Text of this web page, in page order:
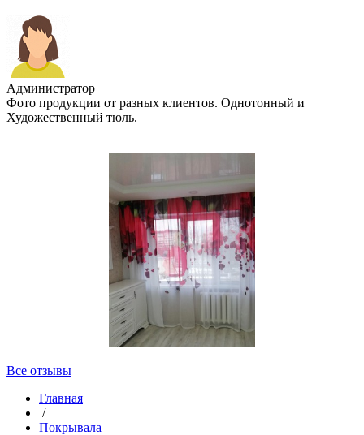
Администратор
Фото продукции от разных клиентов. Однотонный и
Художественный тюль.
Все отзывы
Главная
/
Покрывала